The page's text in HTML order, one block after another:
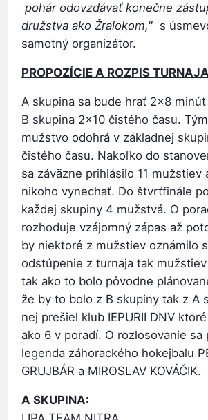
pohár odovzdávať konečne
družstva ako Žralokom," s
samotný organizátor.
PROPOZÍCIE A ROZPIS
A skupina sa bude hrať 2x8
B skupina 2x10 čistého času.
mužstvo odohrá v základnej
čistého času. Nakoľko do
sa záväzne prihlásilo 11 mužstiev
nikoho vynechať. Do štvrťfinále
každej skupiny 4 mužstvá. O
rozhoduje vzájomný zápas až
by niektoré z mužstiev oznámilo
odstúpenie z turnaja tak
tak ako to bolo pôvodne
že by to bolo z B skupiny tak z A
nej prešiel klub IEPURII DNV
ako 6 v poradí. O rozlosovanie sa
legenda záhorackého hokejbalu
GRUJBÁR a MIROSLAV KOVÁČIK.
A SKUPINA: